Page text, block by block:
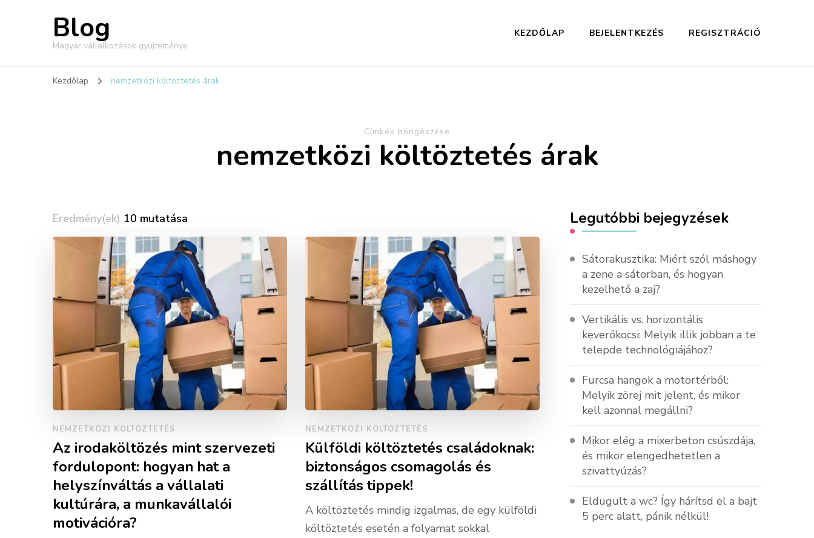
Blog
Magyar vállalkozások gyűjteménye
KEZDŐLAP BEJELENTKEZÉS REGISZTRÁCIÓ
Kezdőlap nemzetközi költöztetés árak
Címkék böngészése
nemzetközi költöztetés árak
Eredmény(ek) 10 mutatása
NEMZETKÖZI KÖLTÖZTETÉS
Az irodaköltözés mint szervezeti
fordulopont: hogyan hat a
helyszínváltás a vállalati
kultúrára, a munkavállalói
motivációra?
NEMZETKÖZI KÖLTÖZTETÉS
Külföldi költöztetés családoknak:
biztonságos csomagolás és
szállítás tippek!
A költöztetés mindig izgalmas, de egy külföldi
költöztetés esetén a folyamat sokkal
Legutóbbi bejegyzések
Sátorakusztika: Miért szól máshogy
a zene a sátorban, és hogyan
kezelhető a zaj?
Vertikális vs. horizontális
keverőkocsi: Melyik illik jobban a te
telepde technológiájához?
Furcsa hangok a motortérből:
Melyik zörej mit jelent, és mikor
kell azonnal megállni?
Mikor elég a mixerbeton csúszdája,
és mikor elengedhetetlen a
szivattyúzás?
Eldugult a wc? Így hárítsd el a bajt
5 perc alatt, pánik nélkül!